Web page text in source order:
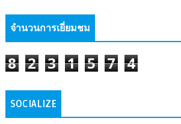
จำนวนการเยี่ยมชม
8 2 3 1 5 7 4
SOCIALIZE